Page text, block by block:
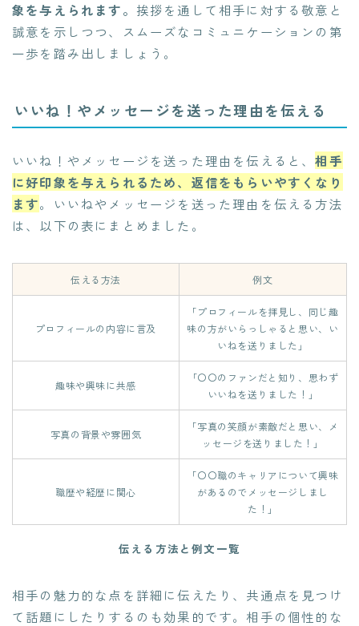
象を与えられます。 挨拶を通して相手に対する敬意と
誠意を示しつつ、スムーズなコミュニケーションの第
一歩を踏み出しましょう。
いいね！やメッセージを送った理由を伝える
いいね！やメッセージを送った理由を伝えると、相手
に好印象を与えられるため、返信をもらいやすくなり
ます。いいねやメッセージを送った理由を伝える方法
は、以下の表にまとめました。
伝える方法 例文
プロフィールの内容に言及
「プロフィールを拝見し、同じ趣
味の方がいらっしゃると思い、い
いねを送りました」
趣味や興味に共感
「〇〇のファンだと知り、思わず
いいねを送りました！」
写真の背景や雰囲気
「写真の笑顔が素敵だと思い、メ
ッセージを送りました！」
職歴や経歴に関心
「〇〇職のキャリアについて興味
があるのでメッセージしまし
た！」
伝える方法と例文一覧
相手の魅力的な点を詳細に伝えたり、共通点を見つけ
て話題にしたりするのも効果的です。相手の個性的な